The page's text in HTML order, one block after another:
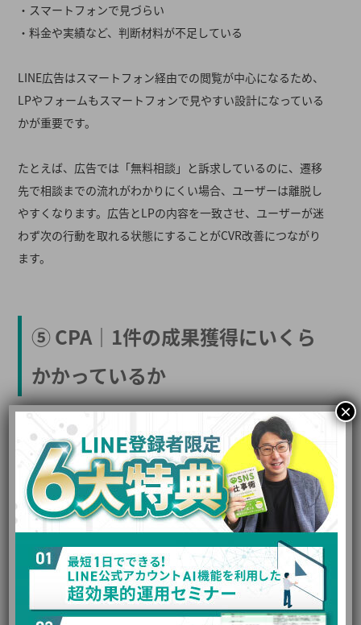
・スマートフォンで見づらい
・料金や実績など、判断材料が不足している
LINE広告はスマートフォン経由での閲覧が中心になるため、
LPやフォームもスマートフォンで見やすい設計になっている
かが重要です。
たとえば、広告では「無料相談」と訴求しているのに、遷移
先で相談までの流れがわかりにくい場合、ユーザーは離脱し
やすくなります。広告とLPの内容を一致させ、ユーザーが迷
わず次の行動を取れる状態にすることがCVR改善につながり
ます。
⑤ CPA｜1件の成果獲得にいくら
かかっているか
CPAは、1件のコンバージョンを獲得するためにかかった広告
費です。
LINE広告の費用対効果を判断するうえで、特に重要な指標で
す。CPAが高すぎる場合、広告費に対して成果が見合っていな
CPAは、以下のような要素に影響されます。
×